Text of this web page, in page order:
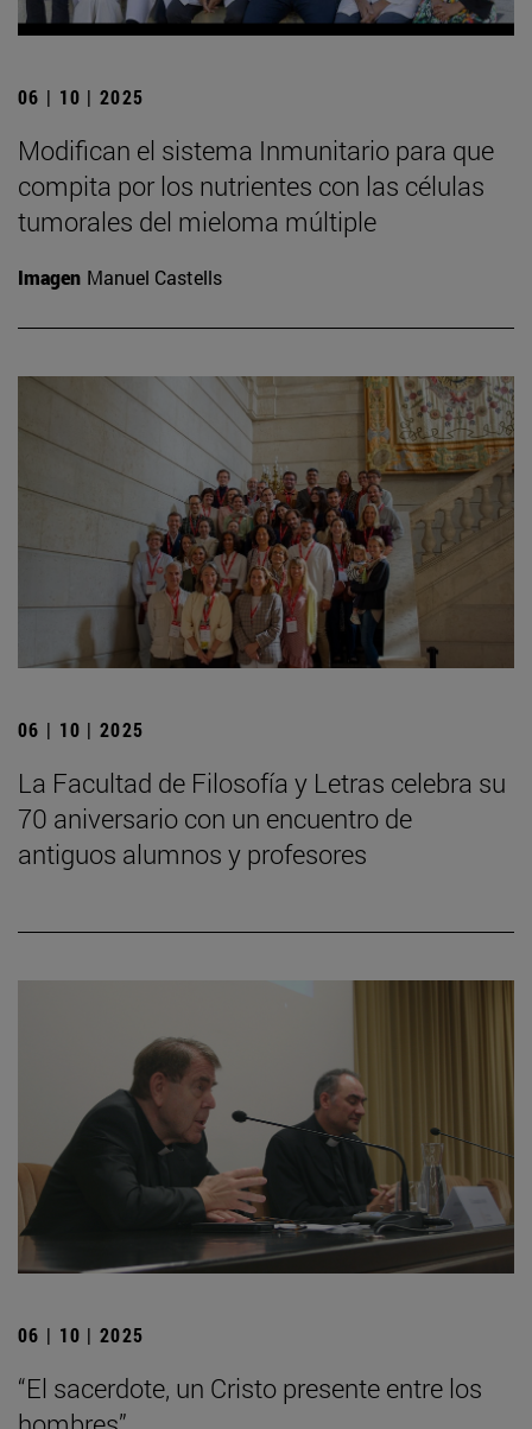
06 | 10 | 2025
Modifican el sistema Inmunitario para que
compita por los nutrientes con las células
tumorales del mieloma múltiple
Imagen Manuel Castells
06 | 10 | 2025
La Facultad de Filosofía y Letras celebra su
70 aniversario con un encuentro de
antiguos alumnos y profesores
06 | 10 | 2025
“El sacerdote, un Cristo presente entre los